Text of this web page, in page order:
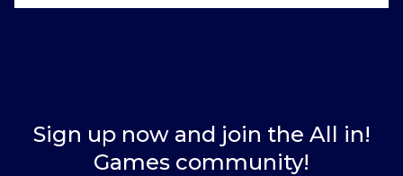
Sign up now and join the All in!
Games community!